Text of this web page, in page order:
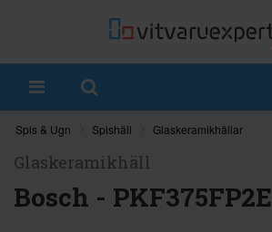
Spis & Ugn Spishäll Glaskeramikhällar
Glaskeramikhäll
Bosch - PKF375FP2E